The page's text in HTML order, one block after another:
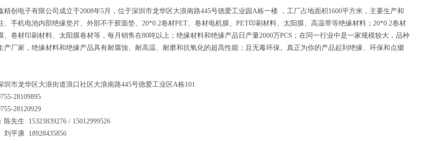
精创电子有限公司成立于2008年5月，位于深圳市龙华区大浪南路445号德爱工业园A栋一楼 ，工厂占地面积1600平方米，主要生产和
、手机电池内部绝缘垫片、外部不干胶面垫、20*0.2卷材PET、卷材电机膜、PET印刷材料、太阳膜、高温带等绝缘材料；20*0.2卷材
、卷材印刷材料、太阳膜卷材等，每月销售在80吨以上；绝缘材料和绝缘产品日产量2000万PCS；在同一行业中是一家规模较大，品种
产厂家，绝缘材料和绝缘产品具有耐腐蚀、耐高温、耐磨和抗氧化的超高性能；且无毒环保。真正为你的产品起到绝缘、环保和点缀
圳市龙华区大浪街道浪口社区大浪南路445号德爱工业区A栋101
28109895
28120929
陈先生 15323839276 / 15012999526
18928435856